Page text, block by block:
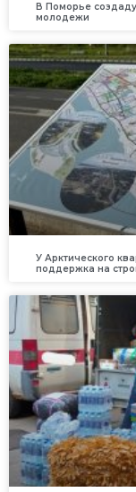
В Поморье
молодежи
У Арктического
поддержка на